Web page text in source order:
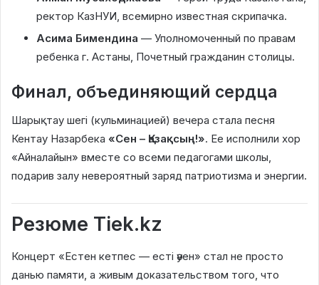
ректор КазНУИ, всемирно известная скрипачка.
Асима Бимендина — Уполномоченный по правам
ребенка г. Астаны, Почетный гражданин столицы.
Финал, объединяющий сердца
Шарықтау шегі (кульминацией) вечера стала песня
Кентау Назарбека «Сен – Қазақсың!». Ее исполнили хор
«Айналайын» вместе со всеми педагогами школы,
подарив залу невероятный заряд патриотизма и энергии.
Резюме Tiek.kz
Концерт «Естен кетпес — есті әуен» стал не просто
данью памяти, а живым доказательством того, что